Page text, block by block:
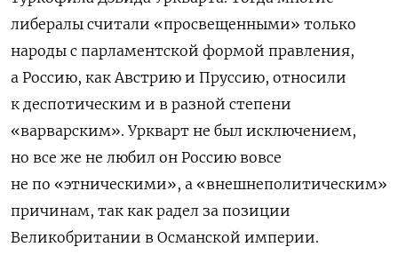
либералы считали «просвещенными» только
народы с парламентской формой правления,
а Россию, как Австрию и Пруссию, относили
к деспотическим и в разной степени
«варварским». Уркварт не был исключением,
но все же не любил он Россию вовсе
не по «этническими», а «внешнеполитическим»
причинам, так как радел за позиции
Великобритании в Османской империи.